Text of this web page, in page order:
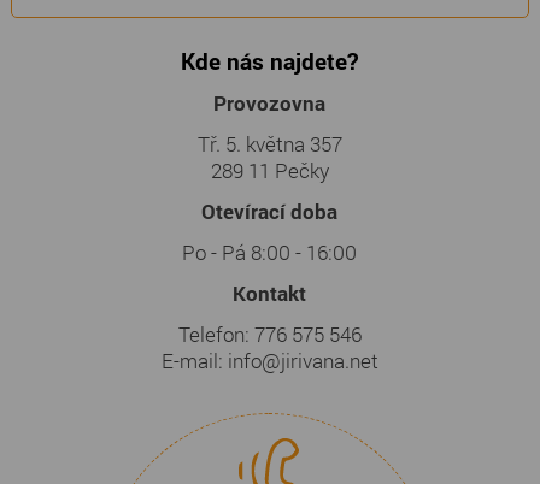
Kde nás najdete?
Provozovna
Tř. 5. května 357
289 11 Pečky
Otevírací doba
Po - Pá 8:00 - 16:00
Kontakt
Telefon: 776 575 546
E-mail: info@jirivana.net